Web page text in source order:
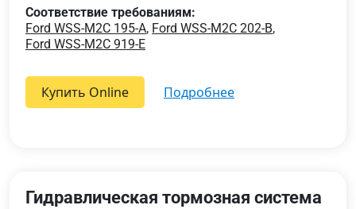
Соответствие требованиям:
Ford WSS-M2C 195-A, Ford WSS-M2C 202-B,
Ford WSS-M2C 919-E
Купить Online подробнее
Гидравлическая тормозная система